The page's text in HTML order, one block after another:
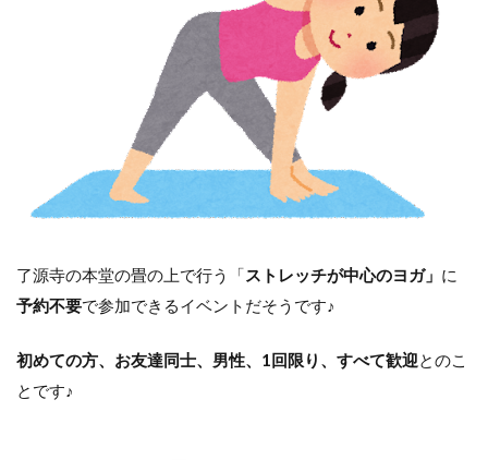
了源寺の本堂の畳の上で行う「ストレッチが中心のヨガ」 に
予約不要で参加できるイベントだそうです♪
初めての方、お友達同士、男性、1回限り、すべて歓迎 とのこ
とです♪